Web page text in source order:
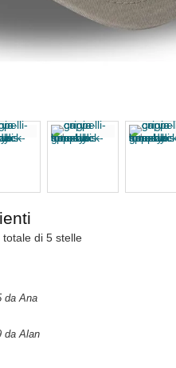
totale di 5 stelle
da Ana
da Alan